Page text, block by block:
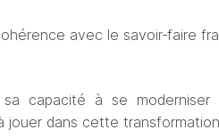
avec le savoir‑faire
capacité à se
dans cette